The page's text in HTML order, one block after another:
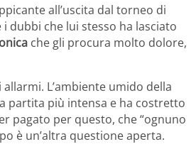
all’uscita dal torneo di
dubbi che lui stesso ha lasciato
che gli procura molto dolore,
L’ambiente umido della
partita più intensa e ha costretto
pagato per questo, che “ognuno
è un’altra questione aperta.